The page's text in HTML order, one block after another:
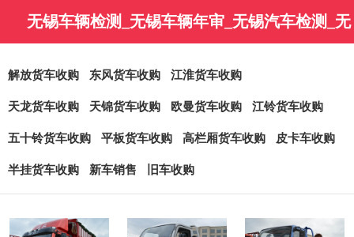
无锡车辆检测_无锡车辆年审_无锡汽车检测_无
锡车辆年检-无锡金永润汽车销售有限公司
解放货车收购 东风货车收购 江淮货车收购
天龙货车收购 天锦货车收购 欧曼货车收购 江铃货车收购
五十铃货车收购 平板货车收购 高栏厢货车收购 皮卡车收购
半挂货车收购 新车销售 旧车收购